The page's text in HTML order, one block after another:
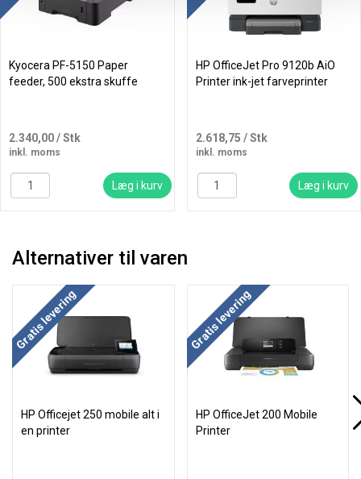
Kyocera PF-5150 Paper
feeder, 500 ekstra skuffe
2.340,00/ Stk
inkl. moms
Læg i kurv
HP OfficeJet Pro 9120b AiO
Printer ink-jet farveprinter
2.618,75 / Stk
inkl. moms
Læg i kurv
Alternativer til varen
Gratis levering
HP Officejet 250 mobile alt i
en printer
Gratis levering
HP OfficeJet 200 Mobile
Printer